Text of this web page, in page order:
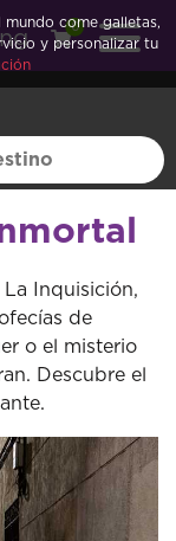
0
La Inquisición,
de
o el misterio
Descubre el
mundo come galletas,
y personalizar tu